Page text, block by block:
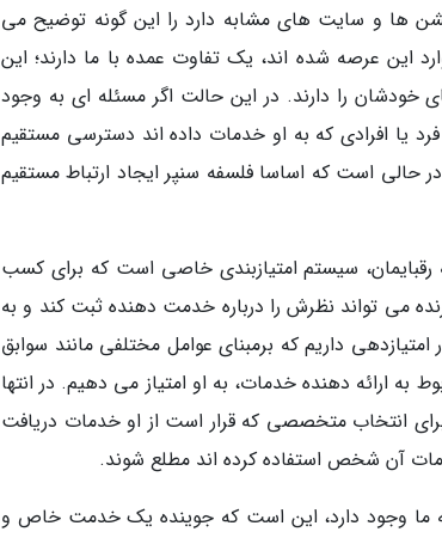
ها و سایت های مشابه دارد را این گونه توضیح می
این عرصه شده اند، یک تفاوت عمده با ما دارند؛ این
را دارند. در این حالت اگر مسئله ای به وجود
یا افرادی که به او خدمات داده اند دسترسی مستقیم
است که اساسا فلسفه سنپر ایجاد ارتباط مستقیم
رقبایمان، سیستم امتیازبندی خاصی است که برای کسب
می تواند نظرش را درباره خدمت دهنده ثبت کند و به
داریم که برمبنای عوامل مختلفی مانند سوابق
ارائه دهنده خدمات، به او امتیاز می دهیم. در انتها
برای انتخاب متخصصی که قرار است از او خدمات دریافت
خدمات آن شخص استفاده کرده اند مطلع شوند.
ما وجود دارد، این است که جوینده یک خدمت خاص و